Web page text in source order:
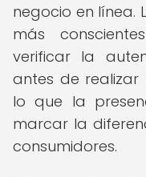
negocio en línea.
más
verificar la
antes de realizar
lo que la
marcar la
consumidores.